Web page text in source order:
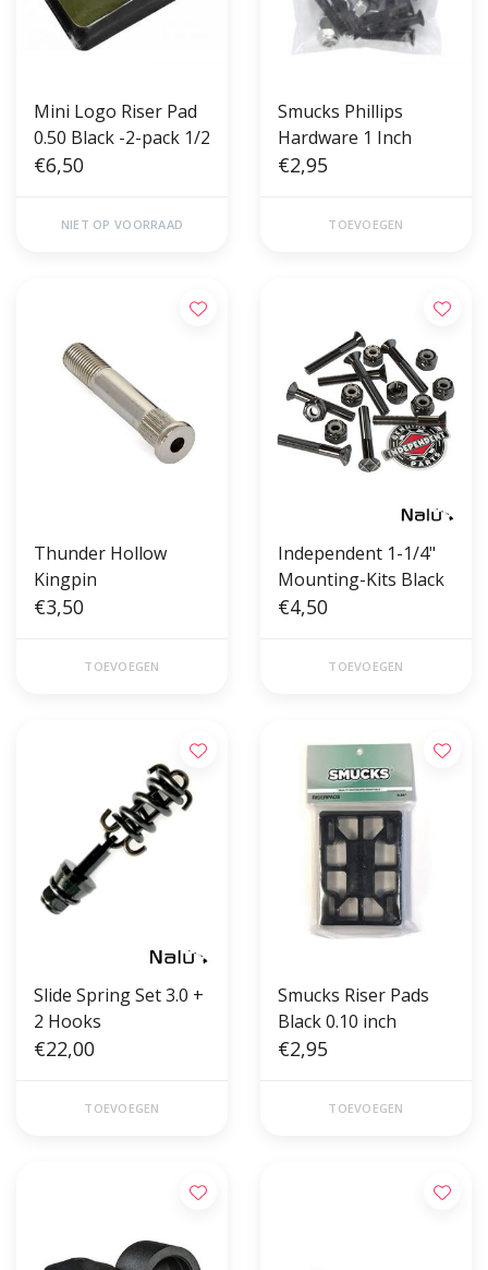
Mini Logo Riser Pad
0.50 Black -2-pack 1/2
€6,50
NIET OP VOORRAAD
Smucks Phillips
Hardware 1 Inch
€2,95
TOEVOEGEN
Thunder Hollow
Kingpin
€3,50
TOEVOEGEN
Independent 1-1/4"
Mounting-Kits Black
€4,50
TOEVOEGEN
Slide Spring Set 3.0 +
2 Hooks
€22,00
TOEVOEGEN
Smucks Riser Pads
Black 0.10 inch
€2,95
TOEVOEGEN